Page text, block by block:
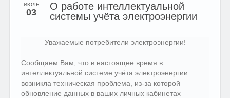
ИЮЛЬ
03
О работе интеллектуальной
системы учёта электроэнергии
Уважаемые потребители электроэнергии!
Сообщаем Вам, что в настоящее время в
интеллектуальной системе учёта электроэнергии
возникла техническая проблема, из-за которой
обновление данных в ваших личных кабинетах